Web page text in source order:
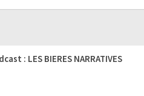
: LES BIERES NARRATIVES